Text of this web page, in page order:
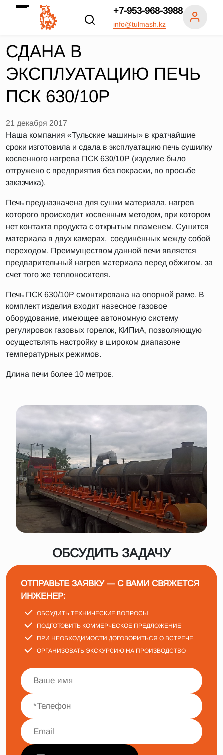
+7-953-968-3988
info@tulmash.kz
СДАНА В
ЭКСПЛУАТАЦИЮ ПЕЧЬ
ПСК 630/10Р
21 декабря 2017
Наша компания «Тульские машины» в кратчайшие
сроки изготовила и сдала в эксплуатацию печь сушилку
косвенного нагрева ПСК 630/10Р (изделие было
отгружено с предприятия без покраски, по просьбе
заказчика).
Печь предназначена для сушки материала, нагрев
которого происходит косвенным методом, при котором
нет контакта продукта с открытым пламенем. Сушится
материала в двух камерах, соединённых между собой
переходом. Преимуществом данной печи является
предварительный нагрев материала перед обжигом, за
счет того же теплоносителя.
Печь ПСК 630/10Р смонтирована на опорной раме. В
комплект изделия входит навесное газовое
оборудование, имеющее автономную систему
регулировок газовых горелок, КИПиА, позволяющую
осуществлять настройку в широком диапазоне
температурных режимов.
Длина печи более 10 метров.
ОБСУДИТЬ ЗАДАЧУ
ОТПРАВЬТЕ ЗАЯВКУ — С ВАМИ СВЯЖЕТСЯ
ИНЖЕНЕР:
ОБСУДИТЬ ТЕХНИЧЕСКИЕ ВОПРОСЫ
ПОДГОТОВИТЬ КОММЕРЧЕСКОЕ ПРЕДЛОЖЕНИЕ
ПРИ НЕОБХОДИМОСТИ ДОГОВОРИТЬСЯ О ВСТРЕЧЕ
ОРГАНИЗОВАТЬ ЭКСКУРСИЮ НА ПРОИЗВОДСТВО